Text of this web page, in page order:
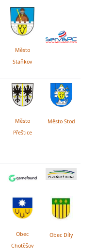
Město
Staňkov
Město
Přeštice
Město Stod
Obec
Chotěšov
Obec Díly